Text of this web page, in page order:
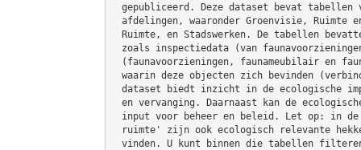
gepubliceerd. Deze dataset bevat tabellen
afdelingen, waaronder Groenvisie, Ruimte
Ruimte, en Stadswerken. De tabellen
zoals inspectiedata (van
(faunavoorzieningen, faunameubilair en
waarin deze objecten zich bevinden
dataset biedt inzicht in de ecologische
en vervanging. Daarnaast kan de
input voor beheer en beleid. Let op: in de
ruimte' zijn ook ecologisch relevante
vinden. U kunt binnen die tabellen